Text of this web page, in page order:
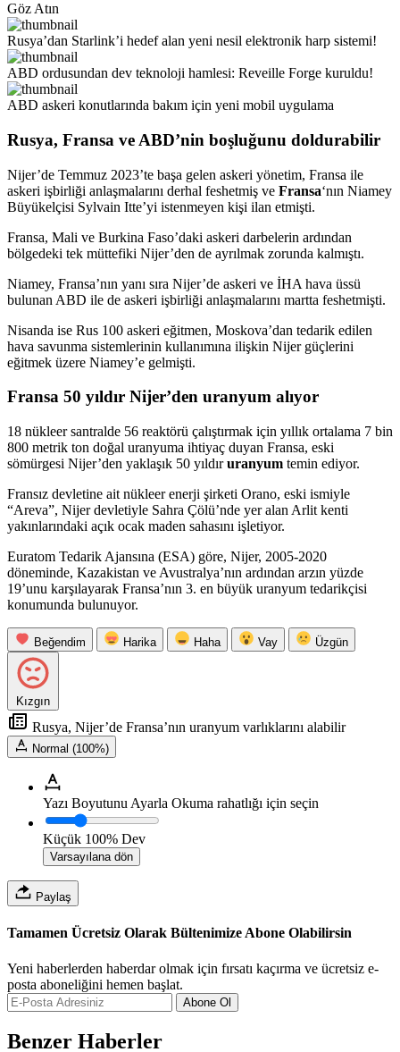
Göz Atın
Rusya’dan Starlink’i hedef alan yeni nesil elektronik harp sistemi!
ABD ordusundan dev teknoloji hamlesi: Reveille Forge kuruldu!
ABD askeri konutlarında bakım için yeni mobil uygulama
Rusya, Fransa ve ABD’nin boşluğunu doldurabilir
Nijer’de Temmuz 2023’te başa gelen askeri yönetim, Fransa ile
askeri işbirliği anlaşmalarını derhal feshetmiş ve Fransa‘nın Niamey
Büyükelçisi Sylvain Itte’yi istenmeyen kişi ilan etmişti.
Fransa, Mali ve Burkina Faso’daki askeri darbelerin ardından
bölgedeki tek müttefiki Nijer’den de ayrılmak zorunda kalmıştı.
Niamey, Fransa’nın yanı sıra Nijer’de askeri ve İHA hava üssü
bulunan ABD ile de askeri işbirliği anlaşmalarını martta feshetmişti.
Nisanda ise Rus 100 askeri eğitmen, Moskova’dan tedarik edilen
hava savunma sistemlerinin kullanımına ilişkin Nijer güçlerini
eğitmek üzere Niamey’e gelmişti.
Fransa 50 yıldır Nijer’den uranyum alıyor
18 nükleer santralde 56 reaktörü çalıştırmak için yıllık ortalama 7 bin
800 metrik ton doğal uranyuma ihtiyaç duyan Fransa, eski
sömürgesi Nijer’den yaklaşık 50 yıldıruranyum temin ediyor.
Fransız devletine ait nükleer enerji şirketi Orano, eski ismiyle
“Areva”, Nijer devletiyle Sahra Çölü’nde yer alan Arlit kenti
yakınlarındaki açık ocak maden sahasını işletiyor.
Euratom Tedarik Ajansına (ESA) göre, Nijer, 2005-2020
döneminde, Kazakistan ve Avustralya’nın ardından arzın yüzde
19’unu karşılayarak Fransa’nın 3. en büyük uranyum tedarikçisi
konumunda bulunuyor.
Beğendim Harika Haha Vay Üzgün
Kızgın
Rusya, Nijer’de Fransa’nın uranyum varlıklarını alabilir
Normal (100%)
Yazı Boyutunu Ayarla Okuma rahatlığı için seçin
Küçük 100% Dev
Varsayılana dön
Paylaş
Tamamen Ücretsiz Olarak Bültenimize Abone Olabilirsin
Yeni haberlerden haberdar olmak için fırsatı kaçırma ve ücretsiz e-
posta aboneliğini hemen başlat.
Abone Ol
Benzer Haberler